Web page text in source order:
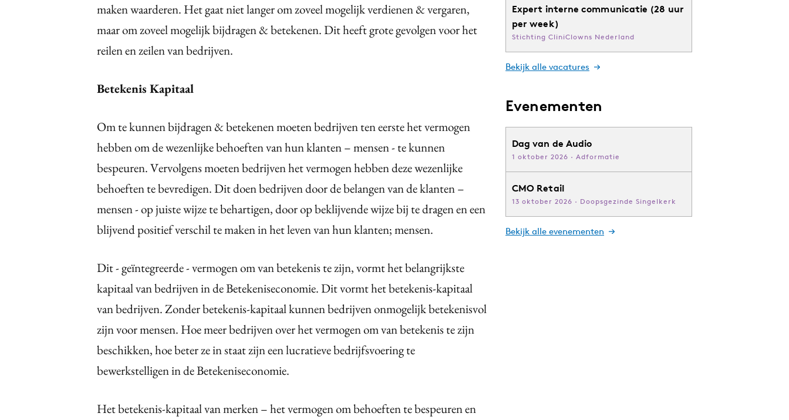
maken waarderen. Het gaat niet langer om zoveel mogelijk verdienen & vergaren,
maar om zoveel mogelijk bijdragen & betekenen. Dit heeft grote gevolgen voor het
reilen en zeilen van bedrijven.
Betekenis Kapitaal
Om te kunnen bijdragen & betekenen moeten bedrijven ten eerste het vermogen
hebben om de wezenlijke behoeften van hun klanten – mensen - te kunnen
bespeuren. Vervolgens moeten bedrijven het vermogen hebben deze wezenlijke
behoeften te bevredigen. Dit doen bedrijven door de belangen van de klanten –
mensen - op juiste wijze te behartigen, door op beklijvende wijze bij te dragen en een
blijvend positief verschil te maken in het leven van hun klanten; mensen.
Dit - geïntegreerde - vermogen om van betekenis te zijn, vormt het belangrijkste
kapitaal van bedrijven in de Betekeniseconomie. Dit vormt het betekenis-kapitaal
van bedrijven. Zonder betekenis-kapitaal kunnen bedrijven onmogelijk betekenisvol
zijn voor mensen. Hoe meer bedrijven over het vermogen om van betekenis te zijn
beschikken, hoe beter ze in staat zijn een lucratieve bedrijfsvoering te
bewerkstelligen in de Betekeniseconomie.
Het betekenis-kapitaal van merken – het vermogen om behoeften te bespeuren en
Expert interne communicatie (28 uur
per week)
Stichting CliniClowns Nederland
Bekijk alle vacatures
Evenementen
Dag van de Audio
1 oktober 2026 · Adformatie
CMO Retail
13 oktober 2026 · Doopsgezinde Singelkerk
Bekijk alle evenementen